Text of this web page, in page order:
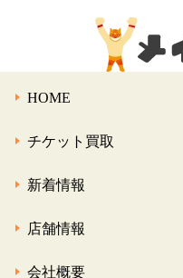
HOME
チケット買取
新着情報
店舗情報
会社概要